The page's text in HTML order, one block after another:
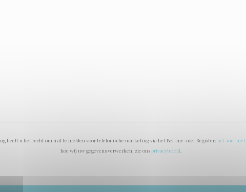
heeft u het recht om u af te melden voor telefonische marketing via het Bel-me-niet Register: bel-me-
hoe wij uw gegevens verwerken, zie ons privacybeleid.